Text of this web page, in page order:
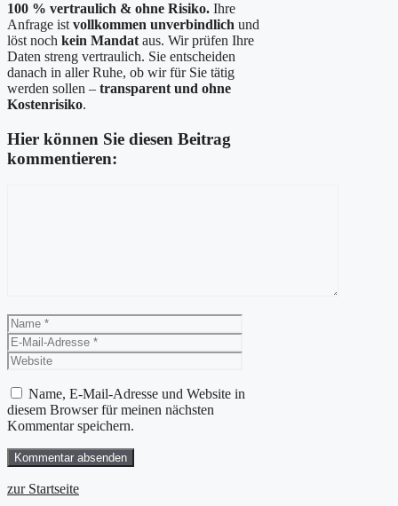
100 % vertraulich & ohne Risiko. Ihre
Anfrage ist vollkommen unverbindlich und
löst noch kein Mandat aus. Wir prüfen Ihre
Daten streng vertraulich. Sie entscheiden
danach in aller Ruhe, ob wir für Sie tätig
werden sollen – transparent und ohne
Kostenrisiko.
Hier können Sie diesen Beitrag
kommentieren:
Name
Mail-
Adresse
Name, E-Mail-Adresse und Website in
diesem Browser für meinen nächsten
Kommentar speichern.
zur Startseite